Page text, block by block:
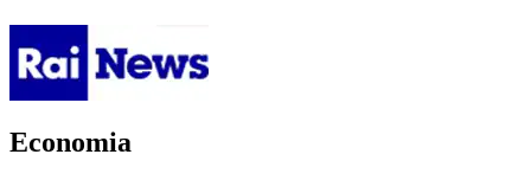
Economia